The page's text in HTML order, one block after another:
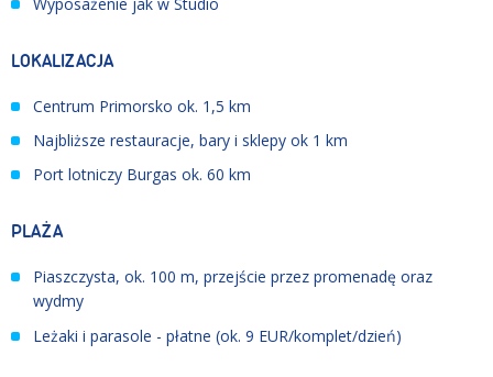
LOKALIZACJA
Centrum Primorsko ok. 1,5 km
Najbliższe restauracje, bary i sklepy ok 1 km
Port lotniczy Burgas ok. 60 km
PLAŻA
Piaszczysta, ok. 100 m, przejście przez promenadę oraz
wydmy
Leżaki i parasole - płatne (ok. 9 EUR/komplet/dzień)